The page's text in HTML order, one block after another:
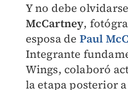
Y no debe
McCartney,
esposa de Paul
Integrante
Wings, colaboró
la etapa posterior a